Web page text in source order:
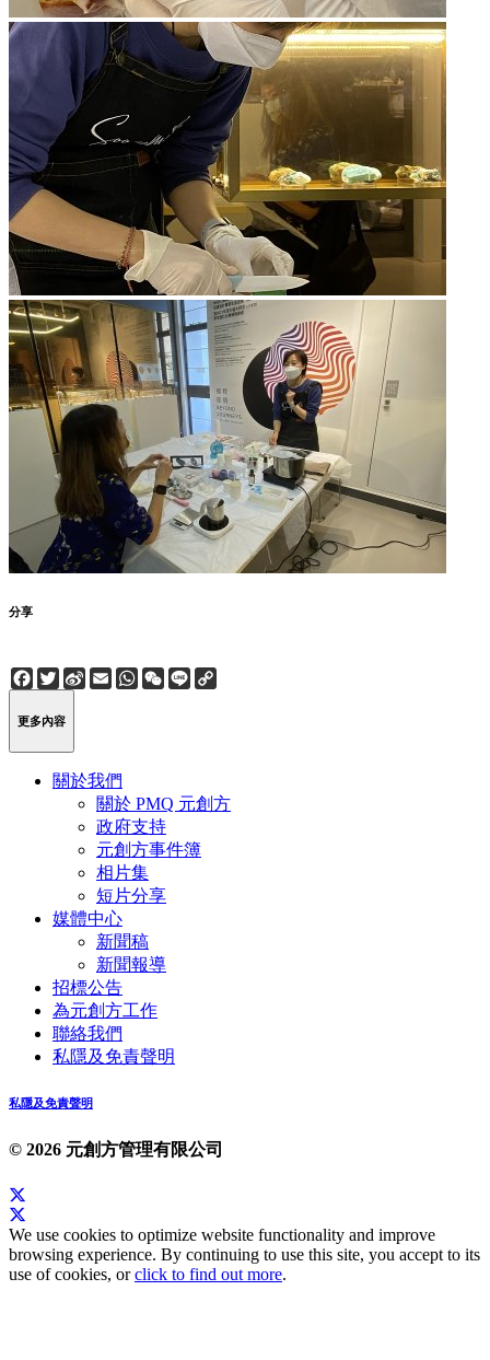
分享
Facebook
Twitter
Sina
Weibo
EmailWhatsApp
WeChat
Line
更多內容
關於我們
關於 PMQ 元創方
政府支持
元創方事件簿
相片集
短片分享
媒體中心
新聞稿
新聞報導
招標公告
為元創方工作
聯絡我們
私隱及免責聲明
私隱及免責聲明
© 2026 元創方管理有限公司
We use cookies to optimize website functionality and improve
browsing experience. By continuing to use this site, you accept to its
use of cookies, orclick to find out more.